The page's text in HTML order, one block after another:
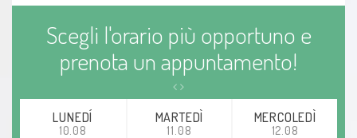
Scegli l'orario più opportuno e
prenota un appuntamento!
LUNEDÍ
10.08
MARTEDÌ
11.08
MERCOLEDÌ
12.08